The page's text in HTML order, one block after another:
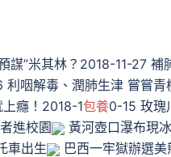
謀”米其林？2018-11-27 補
咽解毒、潤肺生津 嘗嘗青
癮！2018-1包養0-15 玫瑰
進校園
黃河壺口瀑布現
車出生
巴西一牢獄辦選美